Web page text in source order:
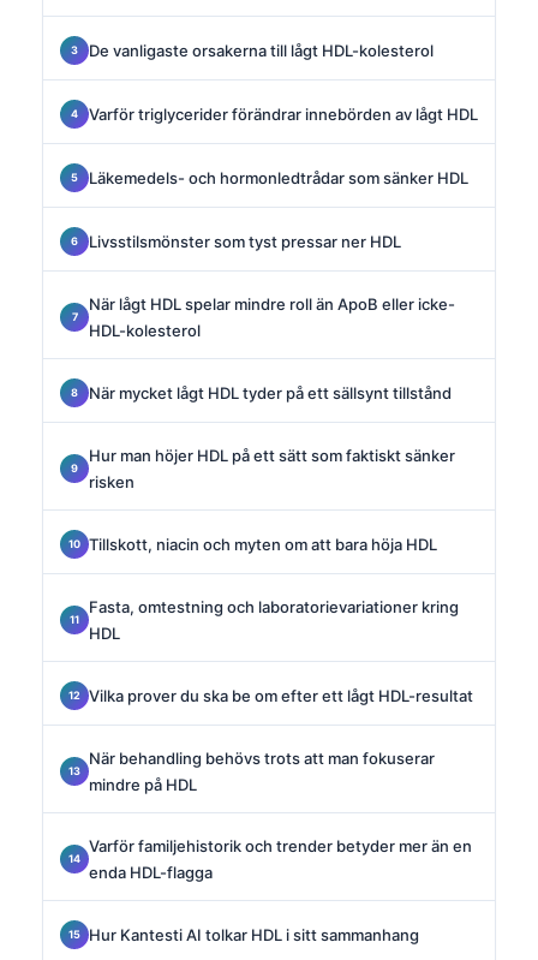
De vanligaste orsakerna till lågt HDL-kolesterol
Varför triglycerider förändrar innebörden av lågt HDL
Läkemedels- och hormonledtrådar som sänker HDL
Livsstilsmönster som tyst pressar ner HDL
När lågt HDL spelar mindre roll än ApoB eller icke-
HDL-kolesterol
När mycket lågt HDL tyder på ett sällsynt tillstånd
Hur man höjer HDL på ett sätt som faktiskt sänker
risken
Tillskott, niacin och myten om att bara höja HDL
Fasta, omtestning och laboratorievariationer kring
HDL
Vilka prover du ska be om efter ett lågt HDL-resultat
När behandling behövs trots att man fokuserar
mindre på HDL
Varför familjehistorik och trender betyder mer än en
enda HDL-flagga
Hur Kantesti AI tolkar HDL i sitt sammanhang